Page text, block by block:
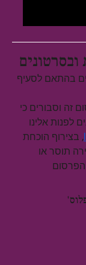
בהתאם לסעיף
זה וסבורים כי
לפנות אלינו
, בצירוף הוכחת
תוסר או